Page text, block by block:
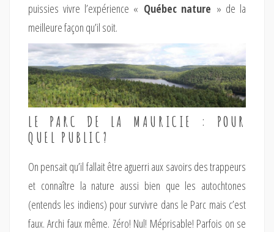
puissies vivre l’expérience « Québec nature » de la
meilleure façon qu’il soit.
LE PARC DE LA MAURICIE : POUR
QUEL PUBLIC?
On pensait qu’il fallait être aguerri aux savoirs des trappeurs
et connaître la nature aussi bien que les autochtones
(entends les indiens) pour survivre dans le Parc mais c’est
faux. Archi faux même. Zéro! Nul! Méprisable! Parfois on se